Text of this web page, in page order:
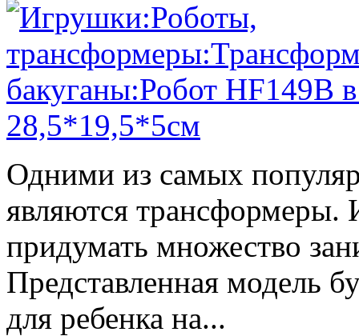
Одними из самых
являются
придумать множество
Представленная модель
для ребенка на...